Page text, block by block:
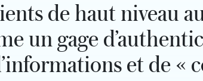
de haut niveau
un gage
et de «